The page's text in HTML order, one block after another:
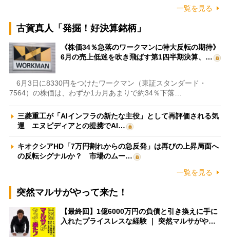
一覧を見る
古賀真人「発掘！好決算銘柄」
《株価34％急落のワークマンに特大反転の期待》
6月の売上低迷を吹き飛ばす第1四半期決算、…
6月3日に8330円をつけたワークマン（東証スタンダード・
7564）の株価は、わずか1カ月あまりで約34％下落…
三菱重工が「AIインフラの新たな主役」として再評価される気
運 エヌビディアとの提携でAI…
キオクシアHD「7万円割れからの急反発」は再びの上昇局面へ
の反転シグナルか？ 市場のムー…
一覧を見る
突然マルサがやって来た！
【最終回】1億6000万円の負債と引き換えに手に
入れたプライスレスな経験 ｜ 突然マルサがや…